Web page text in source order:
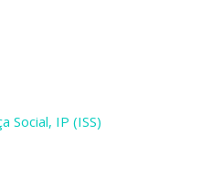
Social, IP (ISS)